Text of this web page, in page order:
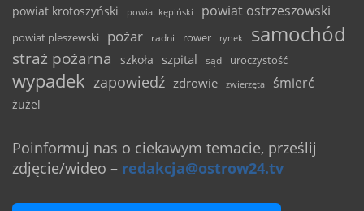
powiat krotoszyński powiat kępiński powiat ostrzeszowski
powiat pleszewski pożar radni rower rynek samochód
straż pożarna szkoła szpital sąd uroczystość
wypadek zapowiedź zdrowie zwierzęta śmierć
żużel
Poinformuj nas o ciekawym temacie, prześlij
zdjęcie/wideo – redakcja@ostrow24.tv